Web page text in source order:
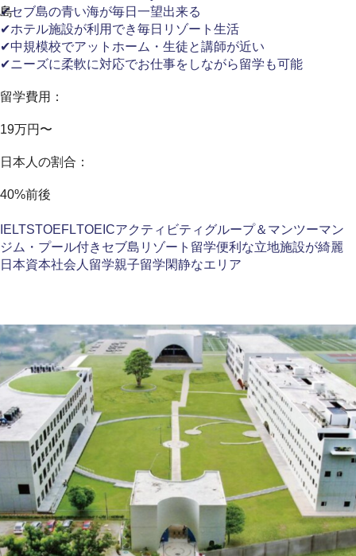
島
✔セブ島の青い海が毎日一望出来る
✔ホテル施設が利用でき毎日リゾート生活
✔中規模校でアットホーム・生徒と講師が近い
✔ニーズに柔軟に対応でお仕事をしながら留学も可能
留学費用：
19万円〜
日本人の割合：
40%前後
IELTSTOEFLTOEICアクティビティ グループ＆マンツーマン
ジム・プール付き セブ島 リゾート留学便利な立地施設が綺麗
日本資本社会人留学親子留学閑静なエリア